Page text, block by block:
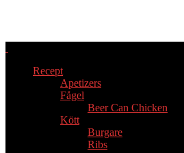
Recept
Apetizers
Fågel
Beer Can Chicken
Kött
Burgare
Ribs